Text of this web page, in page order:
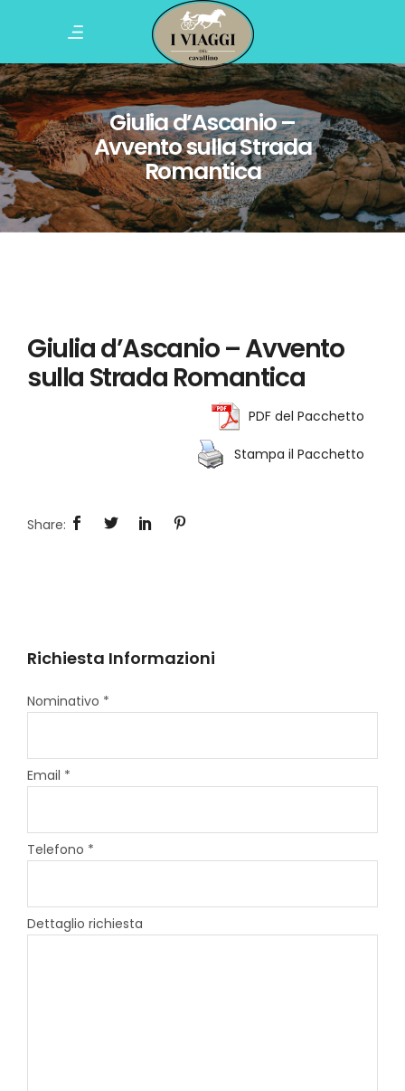
Giulia d’Ascanio –
Avvento sulla Strada
Romantica
Giulia d’Ascanio – Avvento
sulla Strada Romantica
PDF del Pacchetto
Stampa il Pacchetto
Richiesta Informazioni
Nominativo *
Email *
Telefono *
Dettaglio richiesta